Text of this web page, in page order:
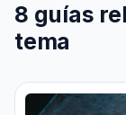
8 guías
tema